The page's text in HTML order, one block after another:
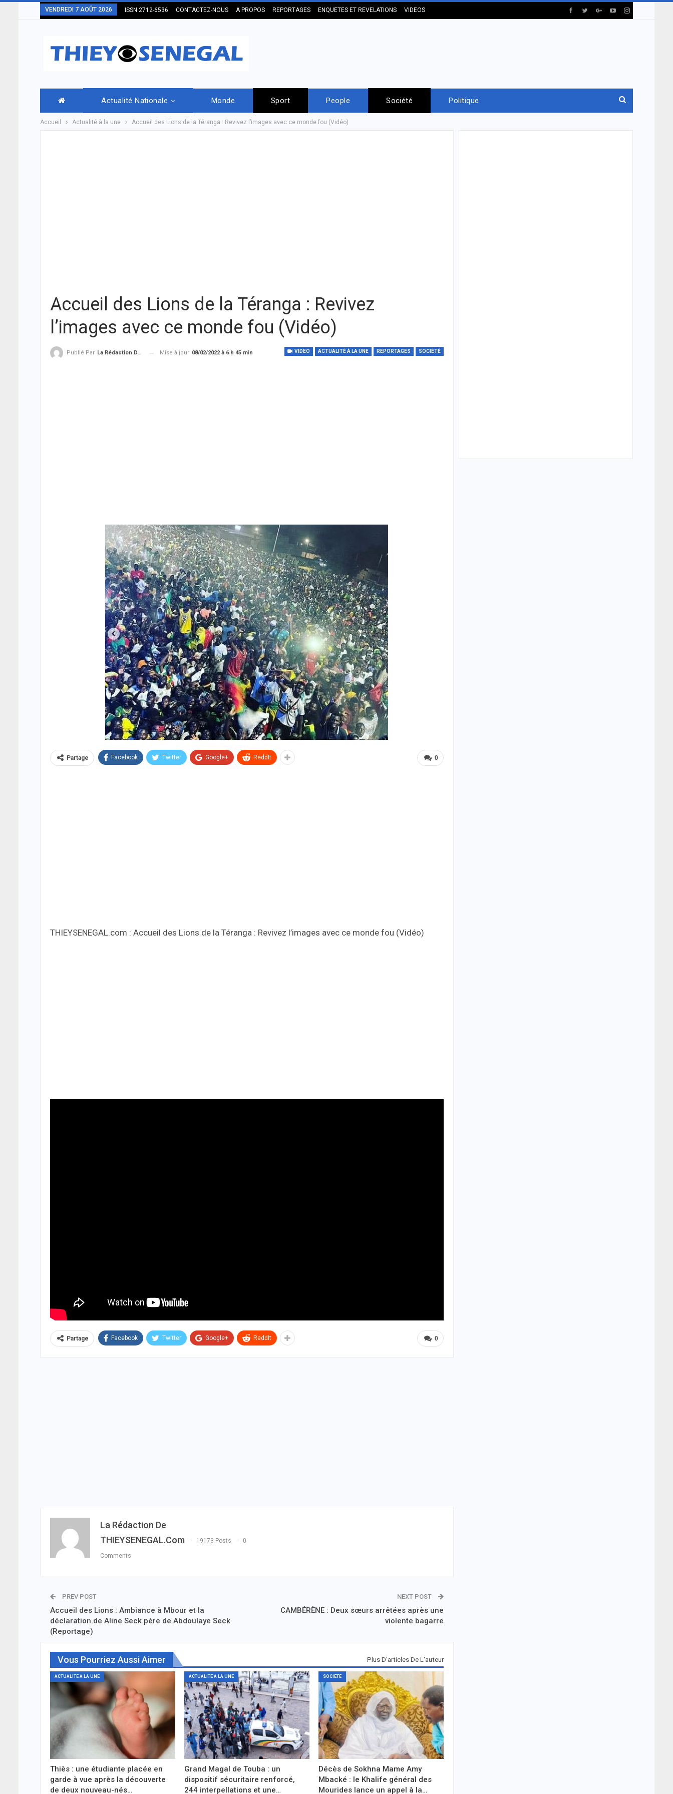
VENDREDI 7 AOÛT 2026 ISSN 2712-6536 CONTACTEZ-NOUS A PROPOS REPORTAGES ENQUETES ET REVELATIONS VIDEOS
Actualité Nationale Monde Sport People Société Politique
Accueil Actualité à la une Accueil des Lions de la Téranga : Revivez l’images avec ce monde fou (Vidéo)
Accueil des Lions de la Téranga : Revivez
l’images avec ce monde fou (Vidéo)
VIDEO ACTUALITÉ À LA UNE REPORTAGES SOCIÉTÉ
Publié Par La Rédaction De THIEYSENEGAL.com Mise à jour 08/02/2022 à 6 h 45 min
0
Partage Facebook Twitter Google+ ReddIt
THIEYSENEGAL.com : Accueil des Lions de la Téranga : Revivez l’images avec ce monde fou (Vidéo)
0
Partage Facebook Twitter Google+ ReddIt
La Rédaction De
THIEYSENEGAL.com
19173 Posts 0
Comments
PREV POST
Accueil des Lions : Ambiance à Mbour et la
déclaration de Aline Seck père de Abdoulaye Seck
(Reportage)
NEXT POST
CAMBÉRÈNE : Deux sœurs arrêtées après une
violente bagarre
Vous Pourriez Aussi Aimer Plus D'articles De L'auteur
ACTUALITÉ À LA UNE
Thiès : une étudiante placée en
garde à vue après la découverte
de deux nouveau-nés…
ACTUALITÉ À LA UNE
Grand Magal de Touba : un
dispositif sécuritaire renforcé,
244 interpellations et une…
SOCIÉTÉ
Décès de Sokhna Mame Amy
Mbacké : le Khalife général des
Mourides lance un appel à la…